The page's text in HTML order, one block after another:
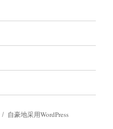
自豪地采用WordPress